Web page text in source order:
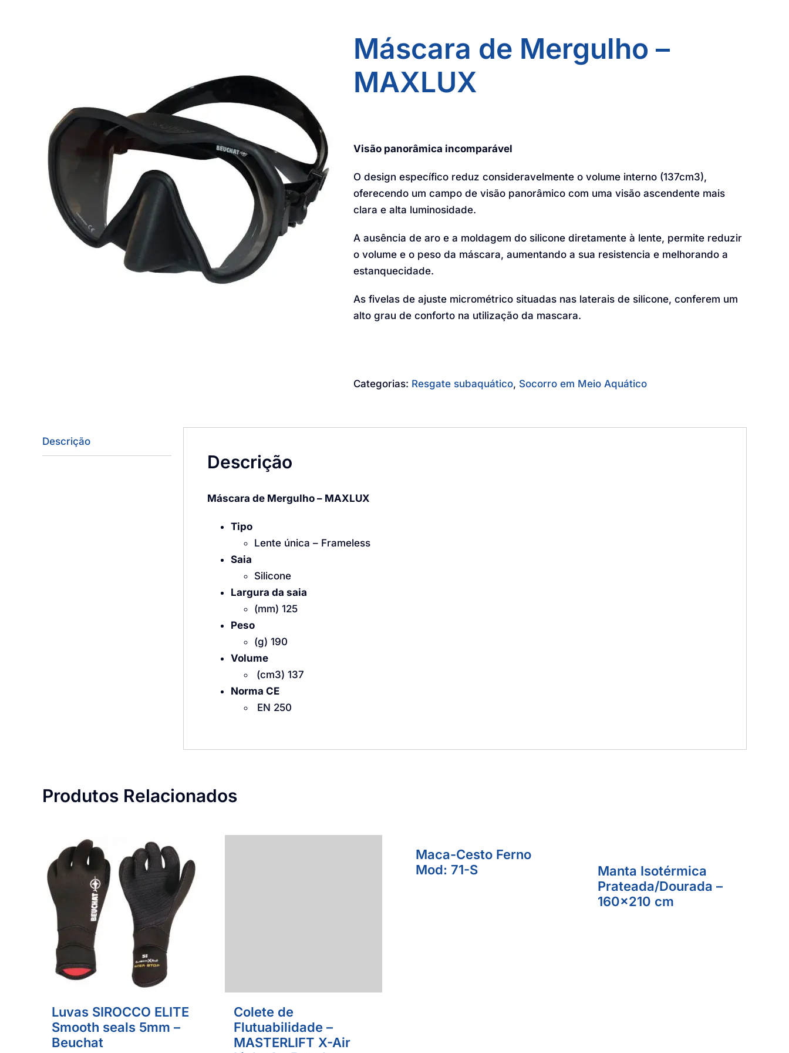
Máscara de Mergulho –
MAXLUX
Visão panorâmica incomparável
O design específico reduz consideravelmente o volume interno (137cm3),
oferecendo um campo de visão panorâmico com uma visão ascendente mais
clara e alta luminosidade.
A ausência de aro e a moldagem do silicone diretamente à lente, permite reduzir
o volume e o peso da máscara, aumentando a sua resistencia e melhorando a
estanquecidade.
As fivelas de ajuste micrométrico situadas nas laterais de silicone, conferem um
alto grau de conforto na utilização da mascara.
Categorias: Resgate subaquático, Socorro em Meio Aquático
Descrição
Descrição
Máscara de Mergulho – MAXLUX
Tipo
Lente única – Frameless
Saia
Silicone
Largura da saia
(mm) 125
Peso
(g) 190
Volume
(cm3) 137
Norma CE
EN 250
Produtos Relacionados
Luvas SIROCCO ELITE
Smooth seals 5mm –
Beuchat
Colete de
Flutuabilidade –
MASTERLIFT X-Air
Maca-Cesto Ferno
Mod: 71-S
Manta Isotérmica
Prateada/Dourada –
160×210 cm